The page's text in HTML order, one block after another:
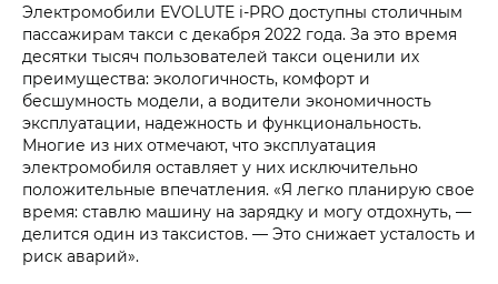
Электромобили EVOLUTE i‑PRO доступны столичным
пассажирам такси с декабря 2022 года. За это время
десятки тысяч пользователей такси оценили их
преимущества: экологичность, комфорт и
бесшумность модели, а водители экономичность
эксплуатации, надежность и функциональность.
Многие из них отмечают, что эксплуатация
электромобиля оставляет у них исключительно
положительные впечатления. «Я легко планирую свое
время: ставлю машину на зарядку и могу отдохнуть, —
делится один из таксистов. — Это снижает усталость и
риск аварий».